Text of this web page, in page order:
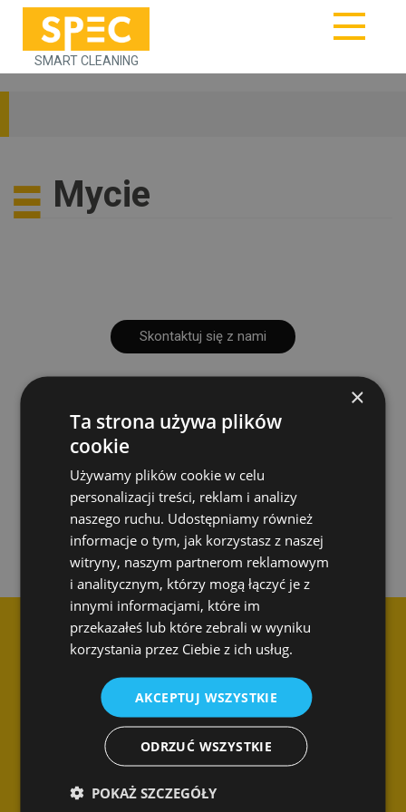
SMART CLEANING
Mycie
Skontaktuj się z nami
Skontaktuj się z nami
Dane kontaktowe
SPEC Smart Cleaning Sp. z o.o.
ul. Braniborska 14
×
Ta strona używa plików
cookie
Używamy plików cookie w celu
personalizacji treści, reklam i analizy
naszego ruchu. Udostępniamy również
informacje o tym, jak korzystasz z naszej
witryny, naszym partnerom reklamowym
i analitycznym, którzy mogą łączyć je z
innymi informacjami, które im
przekazałeś lub które zebrali w wyniku
korzystania przez Ciebie z ich usług.
AKCEPTUJ WSZYSTKIE
ODRZUĆ WSZYSTKIE
POKAŻ SZCZEGÓŁY